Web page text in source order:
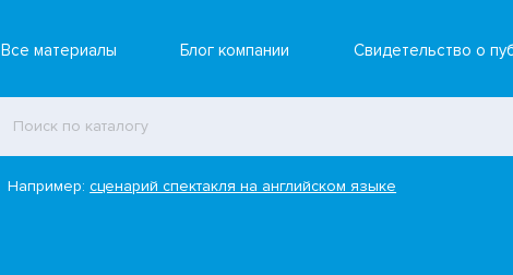
Все материалы Блог компании Свидетельство о
Например:сценарий спектакля на английском языке